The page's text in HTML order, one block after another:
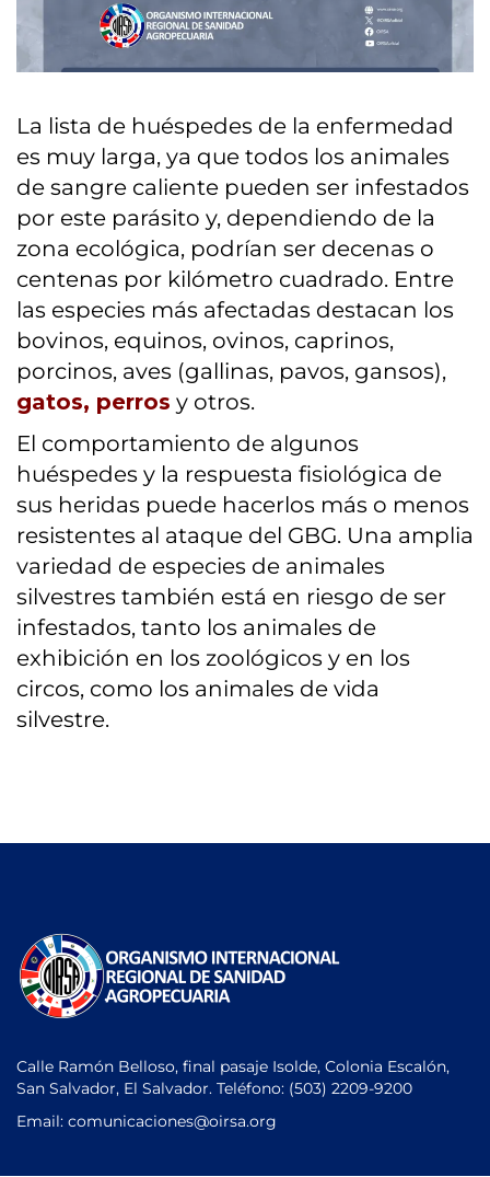
La lista de huéspedes de la enfermedad
es muy larga, ya que todos los animales
de sangre caliente pueden ser infestados
por este parásito y, dependiendo de la
zona ecológica, podrían ser decenas o
centenas por kilómetro cuadrado. Entre
las especies más afectadas destacan los
bovinos, equinos, ovinos, caprinos,
porcinos, aves (gallinas, pavos, gansos),
gatos, perros y otros.
El comportamiento de algunos
huéspedes y la respuesta fisiológica de
sus heridas puede hacerlos más o menos
resistentes al ataque del GBG. Una amplia
variedad de especies de animales
silvestres también está en riesgo de ser
infestados, tanto los animales de
exhibición en los zoológicos y en los
circos, como los animales de vida
silvestre.
Calle Ramón Belloso, final pasaje Isolde, Colonia Escalón,
San Salvador, El Salvador. Teléfono: (503) 2209-9200
Email: comunicaciones@oirsa.org